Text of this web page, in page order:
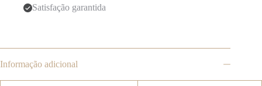
Satisfação garantida
Informação adicional